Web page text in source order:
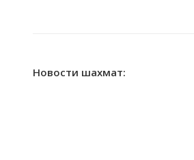
Новости шахмат: